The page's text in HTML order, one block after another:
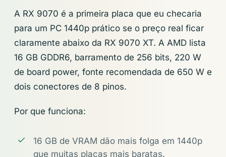
A RX 9070 é a primeira placa que eu checaria
para um PC 1440p prático se o preço real ficar
claramente abaixo da RX 9070 XT. A AMD lista
16 GB GDDR6, barramento de 256 bits, 220 W
de board power, fonte recomendada de 650 W e
dois conectores de 8 pinos.
Por que funciona:
16 GB de VRAM dão mais folga em 1440p
que muitas placas mais baratas.